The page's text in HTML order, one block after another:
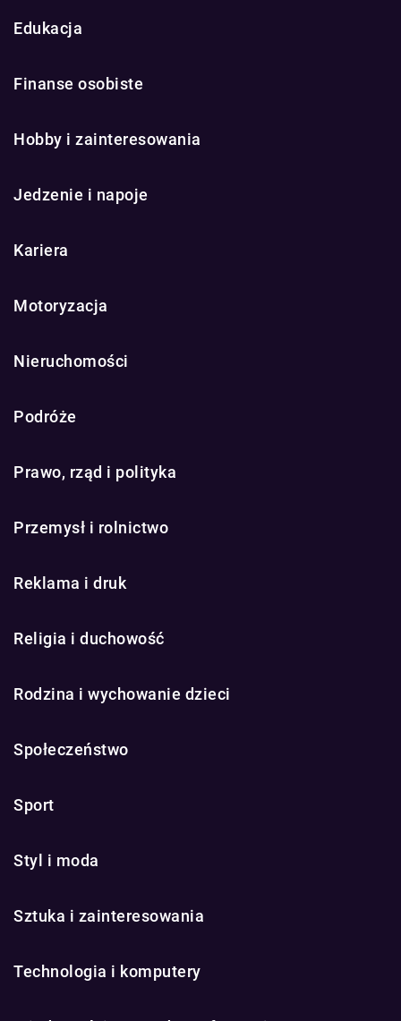
Edukacja
Finanse osobiste
Hobby i zainteresowania
Jedzenie i napoje
Kariera
Motoryzacja
Nieruchomości
Podróże
Prawo, rząd i polityka
Przemysł i rolnictwo
Reklama i druk
Religia i duchowość
Rodzina i wychowanie dzieci
Społeczeństwo
Sport
Styl i moda
Sztuka i zainteresowania
Technologia i komputery